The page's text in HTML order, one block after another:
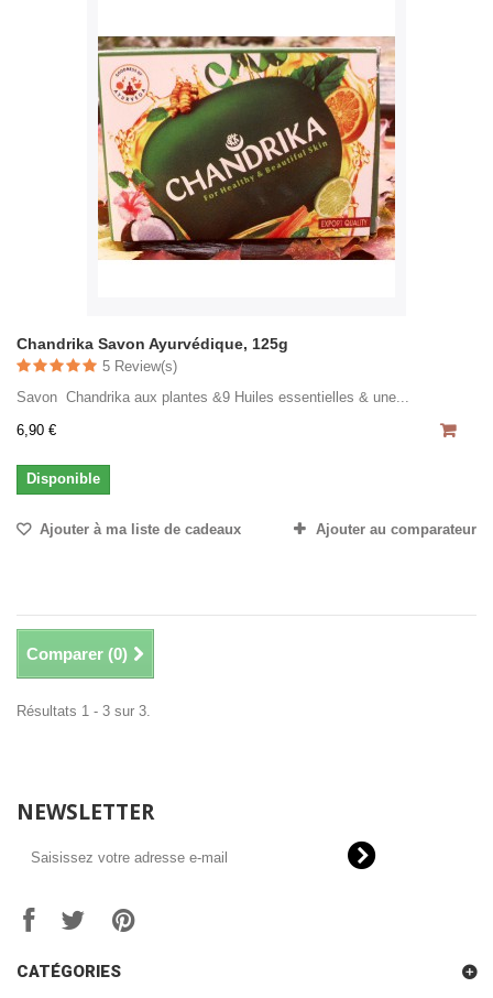
Chandrika Savon Ayurvédique, 125g
5 Review(s)
Savon Chandrika aux plantes &9 Huiles essentielles & une...
6,90 €
Disponible
Ajouter à ma liste de cadeaux Ajouter au comparateur
Comparer (0)
Résultats 1 - 3 sur 3.
NEWSLETTER
CATÉGORIES